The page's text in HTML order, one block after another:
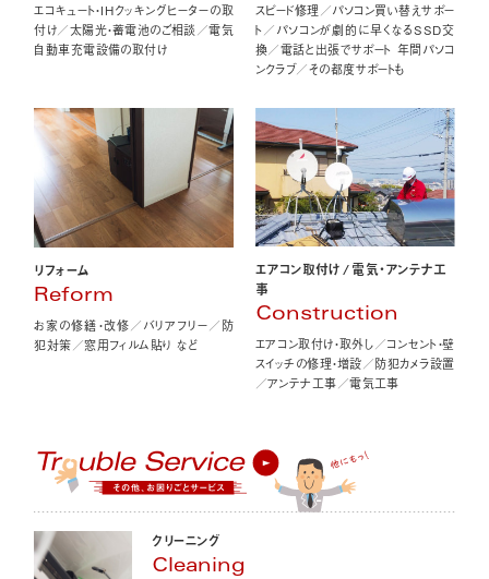
エコキュート・IHクッキングヒーターの取
付け／太陽光・蓄電池のご相談／電気
自動車充電設備の取付け
スピード修理／パソコン買い替えサポー
ト／パソコンが劇的に早くなるSSD交
換／電話と出張でサポート 年間パソコ
ンクラブ／その都度サポートも
リフォーム
Reform
お家の修繕・改修／バリアフリー／防
犯対策／窓用フィルム貼り など
エアコン取付け/電気・アンテナ工
事
Construction
エアコン取付け・取外し／コンセント・壁
スイッチの修理・増設／防犯カメラ設置
／アンテナ工事／電気工事
クリーニング
Cleaning